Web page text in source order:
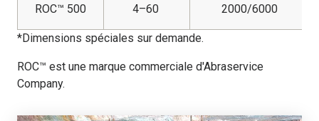
ROC™ 500 4–60 2000/6000
*Dimensions spéciales sur demande.
ROC™ est une marque commerciale d'Abraservice
Company.